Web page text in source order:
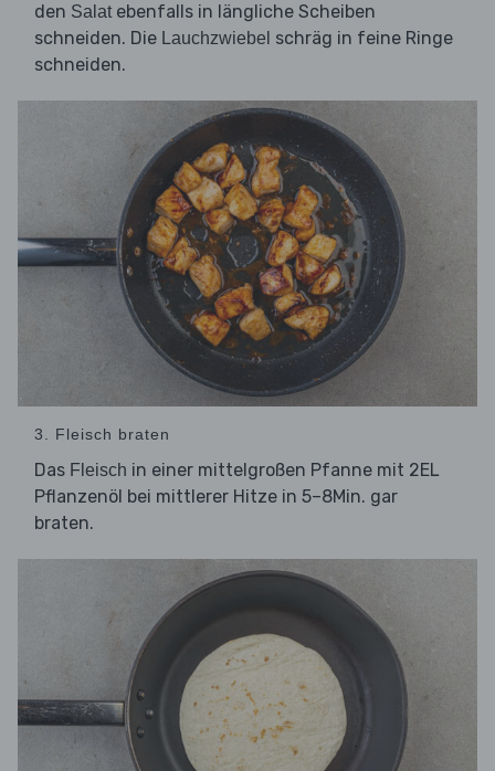
den Salatebenfalls in längliche Scheiben
schneiden. Die Lauchzwiebel schräg in feine Ringe
schneiden.
3. Fleisch braten
Das Fleisch in einer mittelgroßen Pfanne mit 2EL
Pflanzenöl bei mittlerer Hitze in 5–8Min. gar
braten.